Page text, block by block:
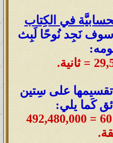
في الكِتاب
نَجِد نُوحًا لَبِث
تقسيمها على سِتين
كَما يلي:
29,548,800,000 ÷ 60 = 492,480,000
.